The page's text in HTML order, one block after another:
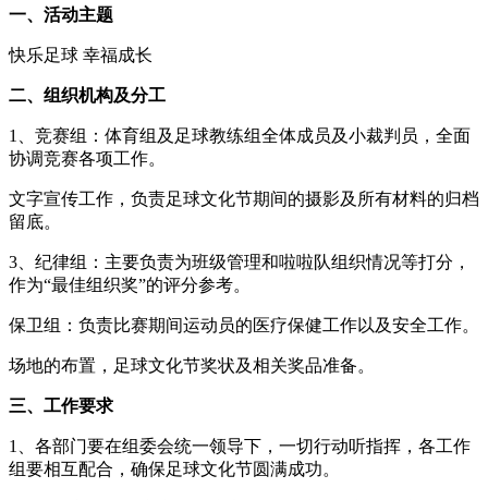
一、活动主题
快乐足球 幸福成长
二、组织机构及分工
1、竞赛组：体育组及足球教练组全体成员及小裁判员，全面
协调竞赛各项工作。
文字宣传工作，负责足球文化节期间的摄影及所有材料的归档
留底。
3、纪律组：主要负责为班级管理和啦啦队组织情况等打分，
作为“最佳组织奖”的评分参考。
保卫组：负责比赛期间运动员的医疗保健工作以及安全工作。
场地的布置，足球文化节奖状及相关奖品准备。
三、工作要求
1、各部门要在组委会统一领导下，一切行动听指挥，各工作
组要相互配合，确保足球文化节圆满成功。